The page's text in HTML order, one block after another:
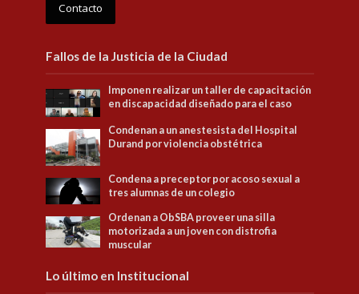
Contacto
Fallos de la Justicia de la Ciudad
Imponen realizar un taller de capacitación
en discapacidad diseñado para el caso
Condenan a un anestesista del Hospital
Durand por violencia obstétrica
Condena a preceptor por acoso sexual a
tres alumnas de un colegio
Ordenan a ObSBA proveer una silla
motorizada a un joven con distrofia
muscular
Lo último en Institucional